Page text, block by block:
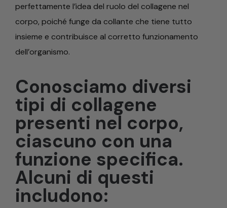
perfettamente l’idea del ruolo del collagene nel
corpo, poiché funge da collante che tiene tutto
insieme e contribuisce al corretto funzionamento
dell’organismo.
Conosciamo diversi
tipi di collagene
presenti nel corpo,
ciascuno con una
funzione specifica.
Alcuni di questi
includono: